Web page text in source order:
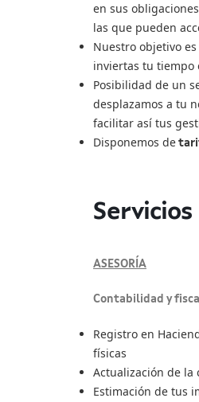
en sus
las que pueden
Nuestro objetivo
inviertas tu tiempo
Posibilidad de un
desplazamos a tu
facilitar así tus
Disponemos de
Servicios
ASESORÍA
Contabilidad y
Registro en
físicas
Actualización de
Estimación de tus